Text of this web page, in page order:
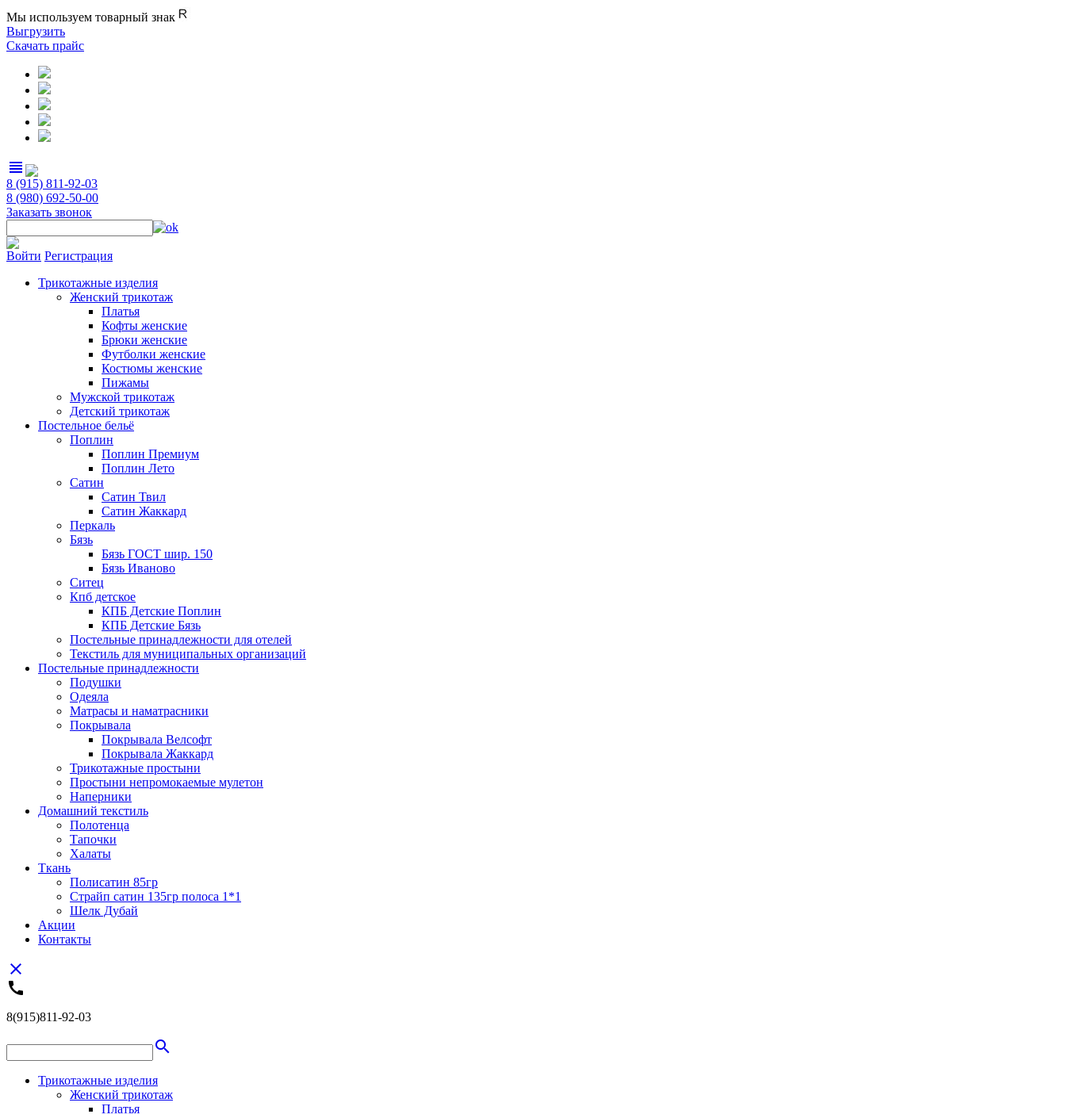
Мы используем товарный знак
Выгрузить
Скачать прайс
view_headline
8 (915) 811-92-03
8 (980) 692-50-00
Заказать звонок
Войти Регистрация
Трикотажные изделия
Женский трикотаж
Платья
Кофты женские
Брюки женские
Футболки женские
Костюмы женские
Пижамы
Мужской трикотаж
Детский трикотаж
Постельное бельё
Поплин
Поплин Премиум
Поплин Лето
Сатин
Сатин Твил
Сатин Жаккард
Перкаль
Бязь
Бязь ГОСТ шир. 150
Бязь Иваново
Ситец
Кпб детское
КПБ Детские Поплин
КПБ Детские Бязь
Постельные принадлежности для отелей
Текстиль для муниципальных организаций
Постельные принадлежности
Подушки
Одеяла
Матрасы и наматрасники
Покрывала
Покрывала Велсофт
Покрывала Жаккард
Трикотажные простыни
Простыни непромокаемые мулетон
Наперники
Домашний текстиль
Полотенца
Тапочки
Халаты
Ткань
Полисатин 85гр
Страйп сатин 135гр полоса 1*1
Шелк Дубай
Акции
Контакты
close
call
8(915)811-92-03
search
Трикотажные изделия
Женский трикотаж
Платья